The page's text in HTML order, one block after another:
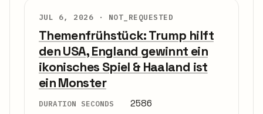
JUL 6, 2026 · NOT_REQUESTED
Themenfrühstück: Trump hilft
den USA, England gewinnt ein
ikonisches Spiel & Haaland ist
ein Monster
DURATION SECONDS 2586